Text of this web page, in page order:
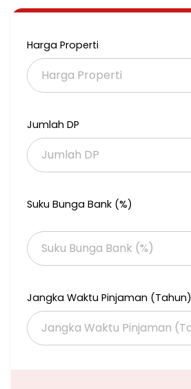
Kamar Tidur 5
BEBAS Banjir
Lokasi Strategis, Akses mobil
Akses mudah kemana mana
Listrik 2200 watt
-akses 5menit ke mesjid
-akses 15menit ke Mall Cijantung
-akses 15menit ke Toll JORR/Dalkot
-akses 15menit ke RSUD Pasar Rebo
Harga : 1,2M Nego sampai jadi
Harga Properti
Jumlah DP
Suku Bunga Bank (%)
Jangka Waktu Pinjaman (Tahun)